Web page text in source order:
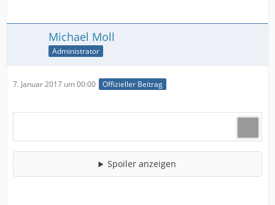
Michael Moll
Administrator
7. Januar 2017 um 00:00 Offizieller Beitrag
Spoiler anzeigen